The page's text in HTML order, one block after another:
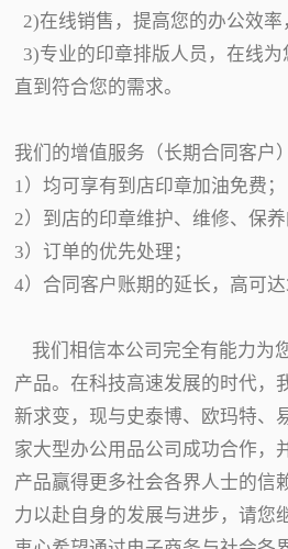
2)在线销售，提高您的办公效率
3)专业的印章排版人员，在线为
直到符合您的需求。
我们的增值服务（长期合同客户）
1）均可享有到店印章加油免费；
2）到店的印章维护、维修、保养
3）订单的优先处理；
4）合同客户账期的延长，高可达
我们相信本公司完全有能力为
产品。在科技高速发展的时代，
新求变，现与史泰博、欧玛特、
家大型办公用品公司成功合作，
产品赢得更多社会各界人士的信
力以赴自身的发展与进步，请您